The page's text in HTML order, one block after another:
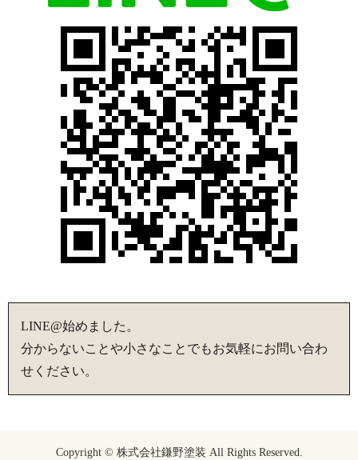
LINE@始めました。
分からないことや小さなことでもお気軽にお問い合わ
せください。
Copyright © 株式会社鎌野塗装 All Rights Reserved.